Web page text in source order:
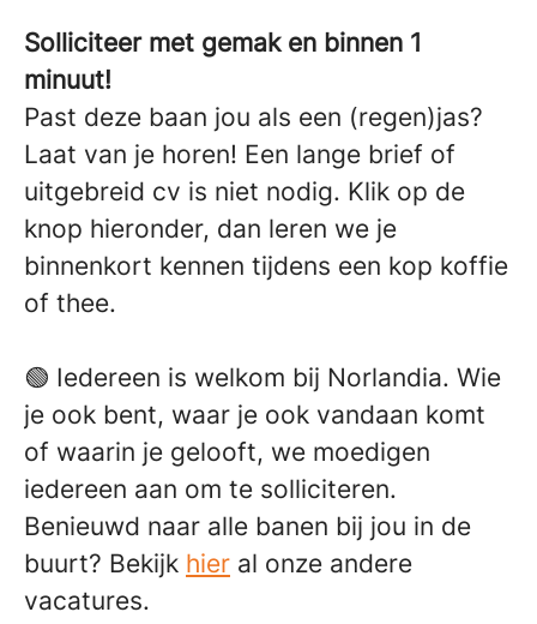
Solliciteer met gemak en binnen 1
minuut!
Past deze baan jou als een (regen)jas?
Laat van je horen! Een lange brief of
uitgebreid cv is niet nodig. Klik op de
knop hieronder, dan leren we je
binnenkort kennen tijdens een kop koffie
of thee.
🟢 Iedereen is welkom bij Norlandia. Wie
je ook bent, waar je ook vandaan komt
of waarin je gelooft, we moedigen
iedereen aan om te solliciteren.
Benieuwd naar alle banen bij jou in de
buurt? Bekijk hier al onze andere
vacatures.